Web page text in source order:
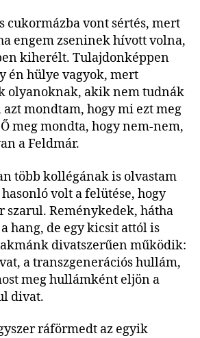
cukormázba vont sértés, mert
engem zseninek hívott volna,
kiherélt. Tulajdonképpen
én hülye vagyok, mert
olyanoknak, akik nem tudnák
mondtam, hogy mi ezt meg
meg mondta, hogy nem-nem,
a Feldmár.
több kollégának is olvastam
volt a felütése, hogy
szarul. Reménykedek, hátha
hang, de egy kicsit attól is
divatszerűen működik:
a transzgenerációs hullám,
meg hullámként eljön a
divat.
ráförmedt az egyik